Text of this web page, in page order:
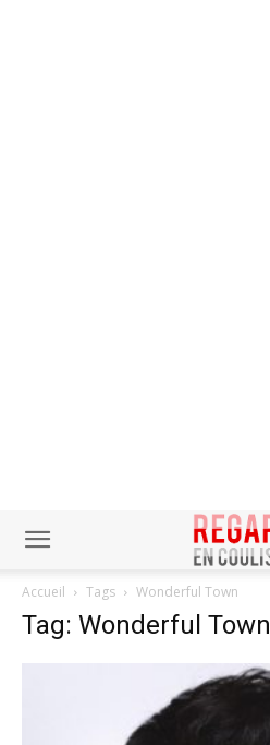
Accueil Tags Wonderful Town
Tag: Wonderful Town